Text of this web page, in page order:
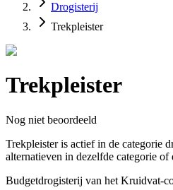
Drogisterij
Trekpleister
Trekpleister
Nog niet beoordeeld
Trekpleister is actief in de categorie
alternatieven in dezelfde categorie of
Budgetdrogisterij van het Kruidvat-